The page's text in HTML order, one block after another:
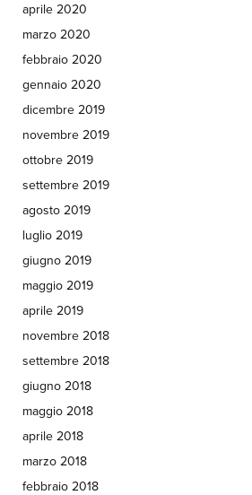
aprile 2020
marzo 2020
febbraio 2020
gennaio 2020
dicembre 2019
novembre 2019
ottobre 2019
settembre 2019
agosto 2019
luglio 2019
giugno 2019
maggio 2019
aprile 2019
novembre 2018
settembre 2018
giugno 2018
maggio 2018
aprile 2018
marzo 2018
febbraio 2018